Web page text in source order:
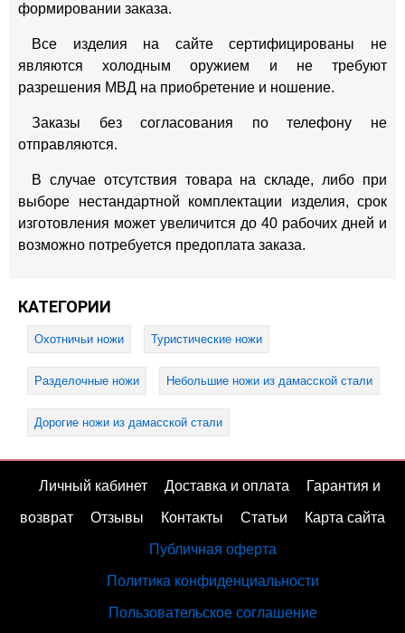
формировании заказа.
Все изделия на сайте сертифицированы не
являются холодным оружием и не требуют
разрешения МВД на приобретение и ношение.
Заказы без согласования по телефону не
отправляются.
В случае отсутствия товара на складе, либо при
выборе нестандартной комплектации изделия, срок
изготовления может увеличится до 40 рабочих дней и
возможно потребуется предоплата заказа.
КАТЕГОРИИ
Охотничьи ножи Туристические ножи
Разделочные ножи Небольшие ножи из дамасской стали
Дорогие ножи из дамасской стали
Личный кабинет Доставка и оплата Гарантия и
возврат Отзывы Контакты Статьи Карта сайта
Публичная оферта
Политика конфиденциальности
Пользовательское соглашение